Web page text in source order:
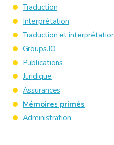
Traduction
Interprétation
Traduction et
Groups.IO
Publications
Juridique
Assurances
Mémoires primés
Administration